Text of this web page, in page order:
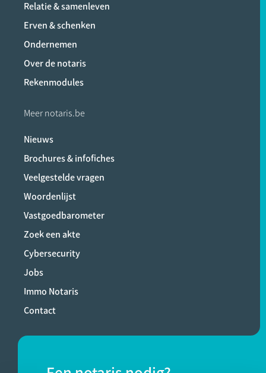
Relatie & samenleven
Erven & schenken
Ondernemen
Over de notaris
Rekenmodules
Meer notaris.be
Nieuws
Brochures & infofiches
Veelgestelde vragen
Woordenlijst
Vastgoedbarometer
Zoek een akte
Cybersecurity
Jobs
Immo Notaris
Contact